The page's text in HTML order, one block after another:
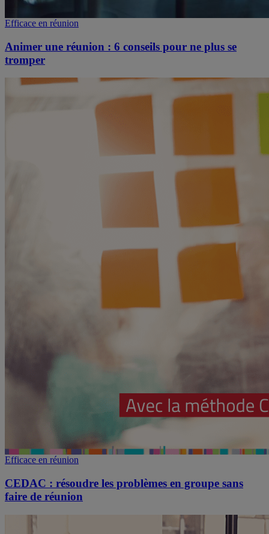
Efficace en réunion
Animer une réunion : 6 conseils pour ne plus se
tromper
Efficace en réunion
CEDAC : résoudre les problèmes en groupe sans
faire de réunion